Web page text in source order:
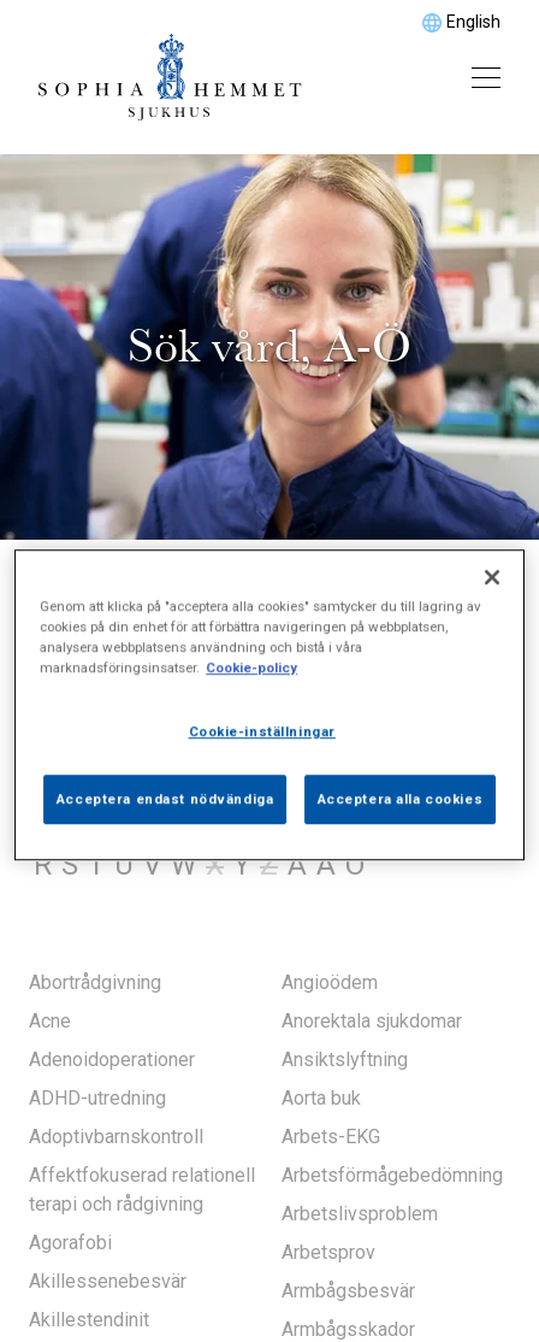
English
Sök vård, A-Ö
B C D E F G H I K L M N O P Q
R S T U V W X Y Z Å Ä Ö
Abortrådgivning
Acne
Adenoidoperationer
ADHD-utredning
Adoptivbarnskontroll
Affektfokuserad relationell
terapi och rådgivning
Agorafobi
Akillessenebesvär
Akillestendinit
Angioödem
Anorektala sjukdomar
Ansiktslyftning
Aorta buk
Arbets-EKG
Arbetsförmågebedömning
Arbetslivsproblem
Arbetsprov
Armbågsbesvär
Armbågsskador
Genom att klicka på "acceptera alla cookies" samtycker du till lagring av
cookies på din enhet för att förbättra navigeringen på webbplatsen,
analysera webbplatsens användning och bistå i våra
marknadsföringsinsatser. Cookie-policy
Cookie-inställningar
Acceptera endast nödvändiga Acceptera alla cookies